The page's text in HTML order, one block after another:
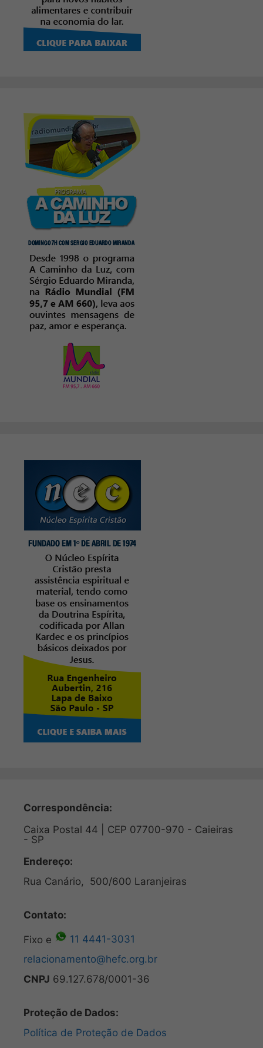
Correspondência:
Caixa Postal 44 | CEP 07700-970 - Caieiras
- SP
Endereço:
Rua Canário, 500/600 Laranjeiras
Contato:
Fixo e
11 4441-3031
relacionamento@hefc.org.br
CNPJ 69.127.678/0001-36
Proteção de Dados:
Política de Proteção de Dados